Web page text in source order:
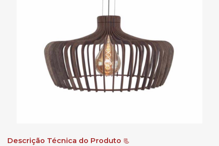
Descrição Técnica do Produto 📃